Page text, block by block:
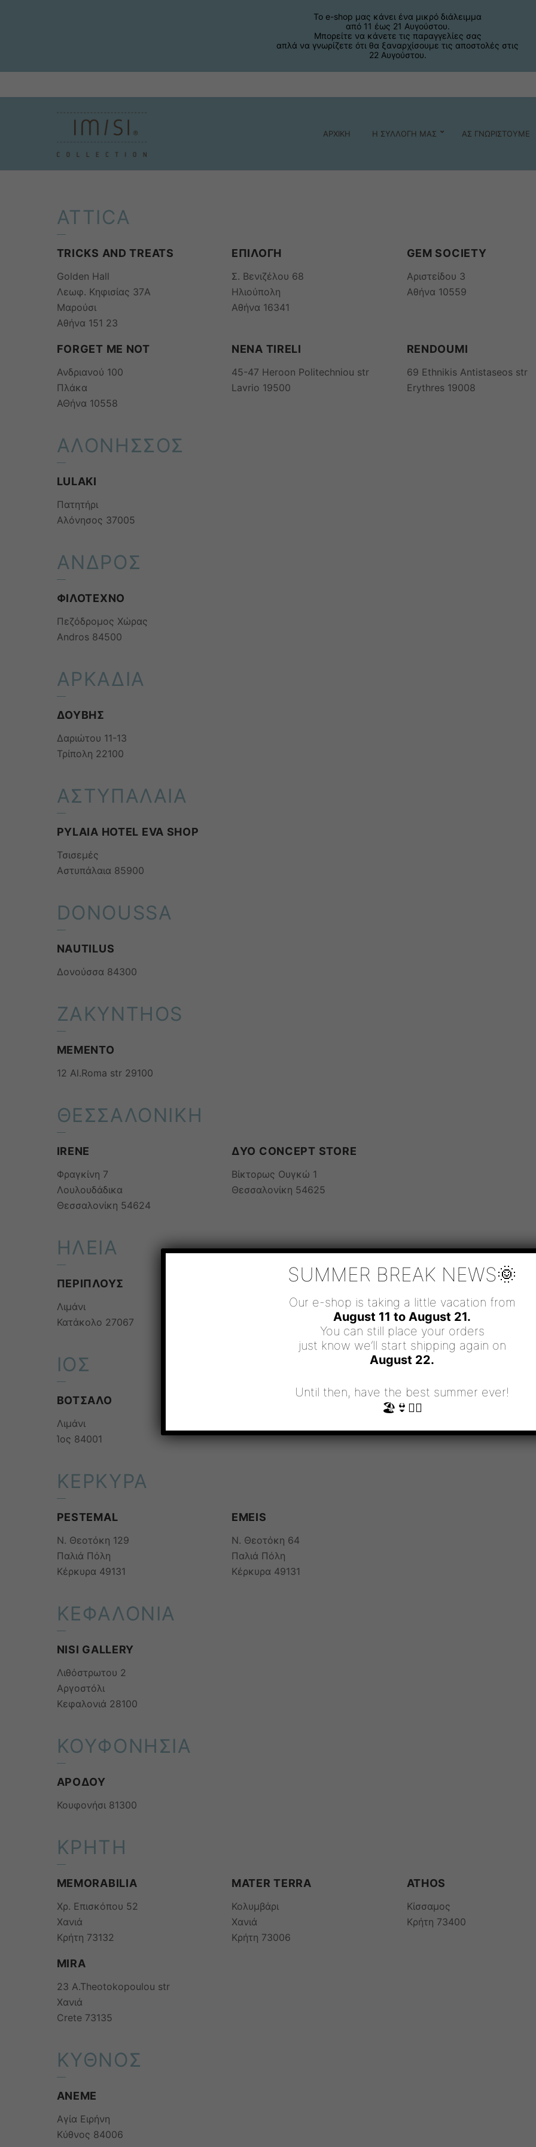
ΑΡΧΙΚΗ Η ΣΥΛΛΟΓΗ ΜΑΣ ΑΣ ΓΝΩΡΙΣΤΟΥΜΕ
ATTICA
TRICKS AND TREATS
Golden Hall
Λεωφ. Κηφισίας 37A
Μαρούσι
Αθήνα 151 23
ΕΠΙΛΟΓΗ
Σ. Βενιζέλου 68
Ηλιούπολη
Αθήνα 16341
GEM SOCIETY
Αριστείδου 3
Αθήνα 10559
FORGET ME NOT
Ανδριανού 100
Πλάκα
ΑΘήνα 10558
NENA TIRELI
45-47 Heroon Politechniou str
Lavrio 19500
RENDOUMI
69 Ethnikis Antistaseos str
Erythres 19008
ΑΛΟΝΗΣΣΟΣ
LULAKI
Πατητήρι
Αλόνησος 37005
ΑΝΔΡΟΣ
ΦΙΛΟΤΕΧΝΟ
Πεζόδρομος Χώρας
Andros 84500
ΑΡΚΑΔΙΑ
ΔΟΥΒΗΣ
Δαριώτου 11-13
Τρίπολη 22100
ΑΣΤΥΠΑΛΑΙΑ
PYLAIA HOTEL EVA SHOP
Τσισεμές
Αστυπάλαια 85900
DONOUSSA
NAUTILUS
Δονούσσα 84300
ZAKYNTHOS
ΜΕΜΕΝΤΟ
12 Al.Roma str 29100
ΘΕΣΣΑΛΟΝΙΚΗ
IRENE
Φραγκίνη 7
Λουλουδάδικα
Θεσσαλονίκη 54624
ΔΥΟ CONCEPT STORE
Βίκτορως Ουγκώ 1
Θεσσαλονίκη 54625
ΗΛΕΙΑ
ΠΕΡΙΠΛΟΥΣ
Λιμάνι
Κατάκολο 27067
ΙΟΣ
ΒΟΤΣΑΛΟ
Λιμάνι
Ίος 84001
ΚΕΡΚΥΡΑ
PESTEMAL
Ν. Θεοτόκη 129
Παλιά Πόλη
Κέρκυρα 49131
EMEIS
Ν. Θεοτόκη 64
Παλιά Πόλη
Κέρκυρα 49131
ΚΕΦΑΛΟΝΙΑ
NISI GALLERY
Λιθόστρωτου 2
Αργοστόλι
Κεφαλονιά 28100
ΚΟΥΦΟΝΗΣΙΑ
ΑΡΟΔΟΥ
Κουφονήσι 81300
ΚΡΗΤΗ
MEMORABILIA
Χρ. Επισκόπου 52
Χανιά
Κρήτη 73132
MATER TERRA
Κολυμβάρι
Χανιά
Κρήτη 73006
ATHOS
Κίσσαμος
Κρήτη 73400
MIRA
23 A.Theotokopoulou str
Χανιά
Crete 73135
ΚΥΘΝΟΣ
ANEME
Αγία Ειρήνη
Κύθνος 84006
Το e-shop μας κάνει ένα μικρό διάλειμμα
από 11 έως 21 Αυγούστου.
Μπορείτε να κάνετε τις παραγγελίες σας
απλά να γνωρίζετε ότι θα ξαναρχίσουμε τις αποστολές στις
22 Αυγούστου.
SUMMER BREAK NEWS🌞
Our e-shop is taking a little vacation from
August 11 to August 21.
You can still place your orders
just know we’ll start shipping again on
August 22.
Until then, have the best summer ever!
🏖👙🧜‍♀️